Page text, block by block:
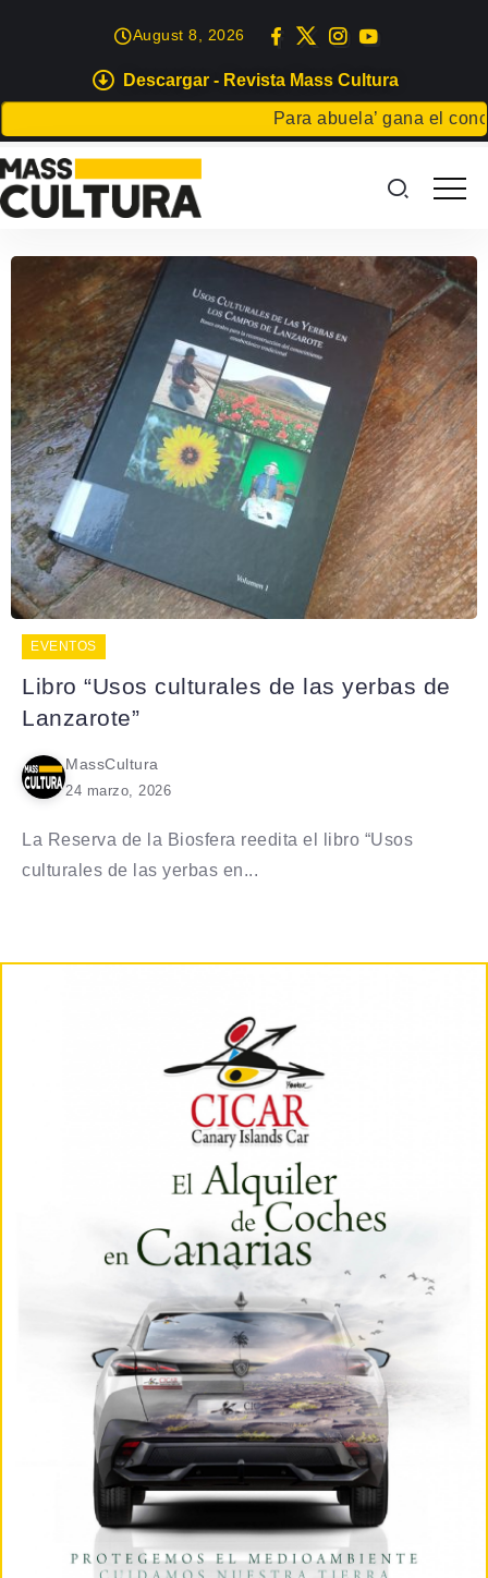
Descargar - Revista Mass Cultura
Para abuela’ gana el
August 8, 2026
EVENTOS
Libro “Usos culturales de las yerbas de
Lanzarote”
MassCultura
24 marzo, 2026
La Reserva de la Biosfera reedita el libro “Usos
culturales de las yerbas en...